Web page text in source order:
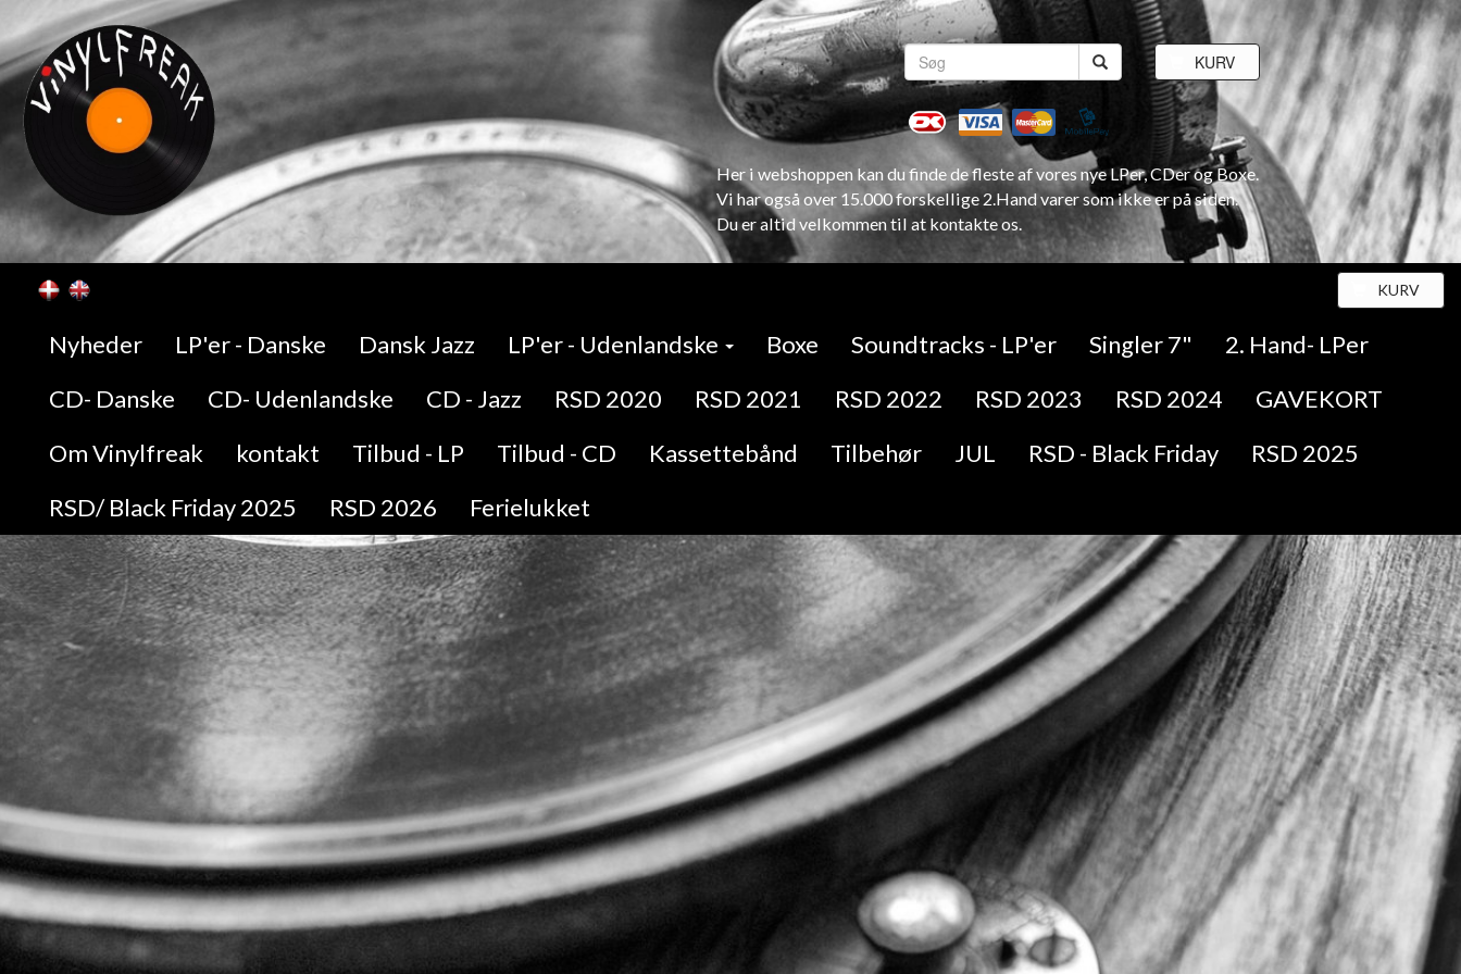
KURV
Her i webshoppen kan du finde de fleste af vores nye LPer, CDer og Boxe.
Vi har også over 15.000 forskellige 2.Hand varer som ikke er på siden.
Du er altid velkommen til at kontakte os.
KURV
Nyheder LP'er - Danske Dansk Jazz LP'er - Udenlandske Boxe Soundtracks - LP'er Singler 7"
2. Hand- LPer
CD- Danske
CD- Udenlandske CD - Jazz RSD 2020 RSD 2021 RSD 2022 RSD 2023 RSD 2024
GAVEKORT
Om Vinylfreak
kontakt Tilbud - LP Tilbud - CD Kassettebånd Tilbehør JUL RSD - Black Friday
RSD 2025
RSD/ Black Friday 2025
RSD 2026 Ferielukket